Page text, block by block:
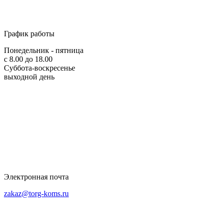
График работы
Понедельник - пятница
с 8.00 до 18.00
Суббота-воскресенье
выходной день
Электронная почта
zakaz@torg-koms.ru